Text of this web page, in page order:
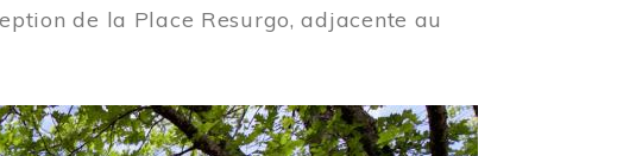
de la Place Resurgo, adjacente au